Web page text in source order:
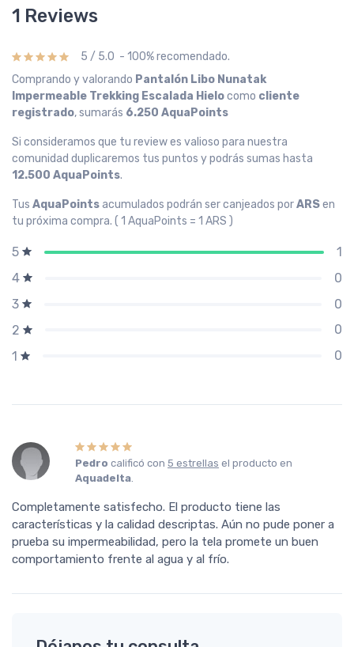
1 Reviews
5 / 5.0 - 100% recomendado.
Comprando y valorando Pantalón Libo Nunatak
Impermeable Trekking Escalada Hielocomo cliente
registrado, sumarás 6.250 AquaPoints
Si consideramos que tu review es valioso para nuestra
comunidad duplicaremos tus puntos y podrás sumas hasta
12.500 AquaPoints.
Tus AquaPointsacumulados podrán ser canjeados porARSen
tu próxima compra. ( 1 AquaPoints = 1 ARS )
5
1
4
0
3
0
2
0
1
0
Pedro calificó con5 estrellas el producto en
Aquadelta
Completamente satisfecho. El producto tiene las
características y la calidad descriptas. Aún no pude poner a
prueba su impermeabilidad, pero la tela promete un buen
comportamiento frente al agua y al frío.